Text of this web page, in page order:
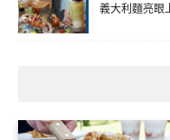
義大利麵亮眼